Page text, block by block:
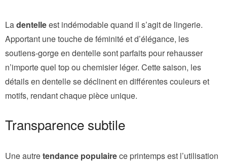
Ladentelleest indémodable quand il s’agit de lingerie.
Apportant une touche de féminité et d’élégance, les
soutiens-gorge en dentelle sont parfaits pour rehausser
n’importe quel top ou chemisier léger. Cette saison, les
détails en dentelle se déclinent en différentes couleurs et
motifs, rendant chaque pièce unique.
Transparence subtile
Une autretendance populairece printemps est l’utilisation